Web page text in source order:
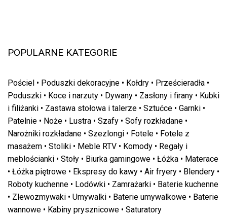
POPULARNE KATEGORIE
Pościel • Poduszki dekoracyjne • Kołdry • Prześcieradła •
Poduszki • Koce i narzuty • Dywany • Zasłony i firany • Kubki
i filiżanki • Zastawa stołowa i talerze • Sztućce • Garnki •
Patelnie • Noże • Lustra • Szafy • Sofy rozkładane •
Narożniki rozkładane • Szezlongi • Fotele • Fotele z
masażem • Stoliki • Meble RTV • Komody • Regały i
meblościanki • Stoły • Biurka gamingowe • Łóżka • Materace
• Łóżka piętrowe • Ekspresy do kawy • Air fryery • Blendery •
Roboty kuchenne • Lodówki • Zamrażarki • Baterie kuchenne
• Zlewozmywaki • Umywalki • Baterie umywalkowe • Baterie
wannowe • Kabiny prysznicowe • Saturatory